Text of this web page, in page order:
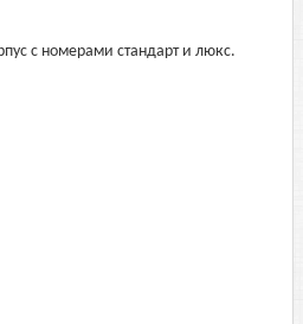
с номерами стандарт и люкс.